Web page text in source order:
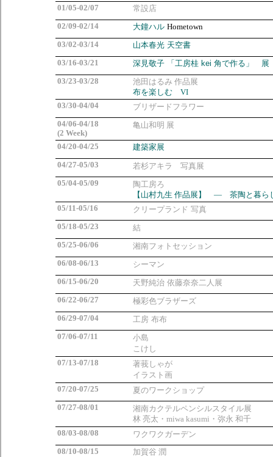
01/05-02/07 常設店
02/09-02/14 大鐘ハル Hometown
03/02-03/14 山本春光 天空書
03/16-03/21 深見敬子 「工房桂 kei 角で作る」 展
03/23-03/28 池田はるみ 作品展
布を楽しむ VI
03/30-04/04
ブリザードフラワー
04/06-04/18
(2 Week)
亀山和明 展
04/20-04/25 建築家展
04/27-05/03 若杉アキラ 写真展
05/04-05/09 陶工房ろ
【山村九生 作品展】 ― 茶陶と暮
05/11-05/16
クリープランド 写真
05/18-05/23 結
05/25-06/06 湘南フォトセッション
06/08-06/13 シーマン
06/15-06/20 天野純治 依藤奈奈二人展
06/22-06/27 極彩色ブラザーズ
06/29-07/04 工房 布布
07/06-07/11
小島
こけし
07/13-07/18
著莪しゃが
イラスト画
07/20-07/25 夏のワークショップ
07/27-08/01 湘南カクテルペンシルスタイル展
林 亮太・miwa kasumi・弥永 和千
08/03-08/08
ワクワクガーデン
08/10-08/15
加賀谷 潤